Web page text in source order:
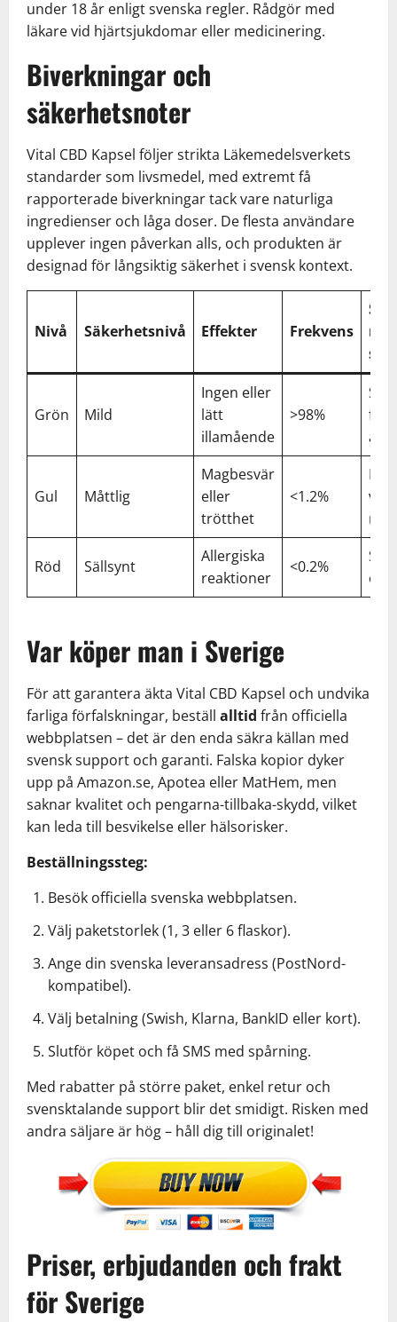
under 18 år enligt svenska regler. Rådgör med
läkare vid hjärtsjukdomar eller medicinering.
Biverkningar och
säkerhetsnoter
Vital CBD Kapsel följer strikta Läkemedelsverkets
standarder som livsmedel, med extremt få
rapporterade biverkningar tack vare naturliga
ingredienser och låga doser. De flesta användare
upplever ingen påverkan alls, och produkten är
designad för långsiktig säkerhet i svensk kontext.
Nivå Säkerhetsnivå Effekter Frekvens
Grön Mild
Ingen eller
lätt
illamående
>98%
Gul Måttlig
Magbesvär
eller
trötthet
<1.2%
råd
Röd Sällsynt
Allergiska
reaktioner
<0.2%
Var köper man i Sverige
För att garantera äkta Vital CBD Kapsel och undvika
farliga förfalskningar, beställ alltid från officiella
webbplatsen – det är den enda säkra källan med
svensk support och garanti. Falska kopior dyker
upp på Amazon.se, Apotea eller MatHem, men
saknar kvalitet och pengarna-tillbaka-skydd, vilket
kan leda till besvikelse eller hälsorisker.
Beställningssteg:
Besök officiella svenska webbplatsen.
Välj paketstorlek (1, 3 eller 6 flaskor).
Ange din svenska leveransadress (PostNord-
kompatibel).
Välj betalning (Swish, Klarna, BankID eller kort).
Slutför köpet och få SMS med spårning.
Med rabatter på större paket, enkel retur och
svensktalande support blir det smidigt. Risken med
andra säljare är hög – håll dig till originalet!
Priser, erbjudanden och frakt
för Sverige